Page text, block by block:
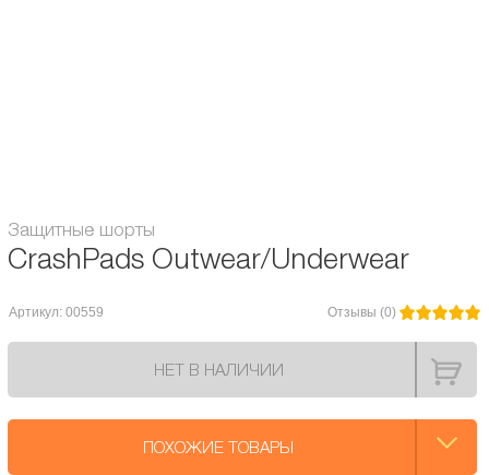
Защитные шорты
CrashPads Outwear/Underwear
Артикул: 00559 Отзывы (0)
НЕТ В НАЛИЧИИ
ПОХОЖИЕ ТОВАРЫ